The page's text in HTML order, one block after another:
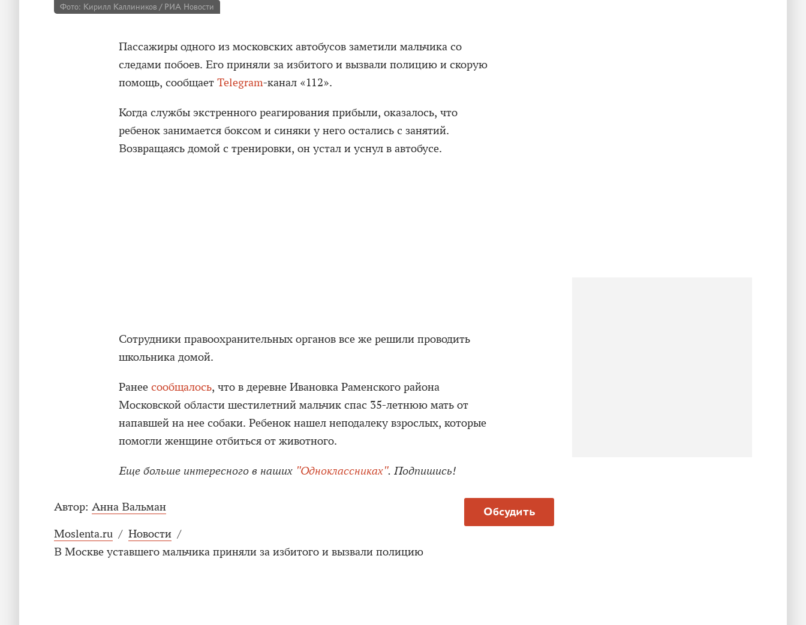
Фото: Кирилл Каллиников / РИА Новости
Пассажиры одного из московских автобусов заметили мальчика со
следами побоев. Его приняли за избитого и вызвали полицию и скорую
помощь, сообщает Telegram-канал «112».
Когда службы экстренного реагирования прибыли, оказалось, что
ребенок занимается боксом и синяки у него остались с занятий.
Возвращаясь домой с тренировки, он устал и уснул в автобусе.
Сотрудники правоохранительных органов все же решили проводить
школьника домой.
Ранее сообщалось, что в деревне Ивановка Раменского района
Московской области шестилетний мальчик спас 35-летнюю мать от
напавшей на нее собаки. Ребенок нашел неподалеку взрослых, которые
помогли женщине отбиться от животного.
Еще больше интересного в наших "Одноклассниках". Подпишись!
Обсудить
Автор: Анна Вальман
Moslenta.ru / Новости /
В Москве уставшего мальчика приняли за избитого и вызвали полицию